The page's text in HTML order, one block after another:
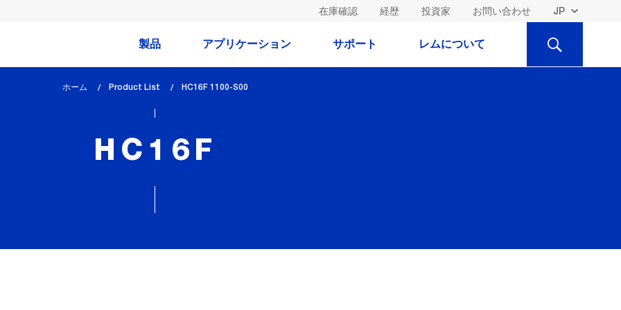
在庫確認 経歴 投資家 お問い合わせ
製品 アプリケーション サポート レムについて
検
ホーム Product List
lem_current_page
HC16F 1100-S00
HC16F